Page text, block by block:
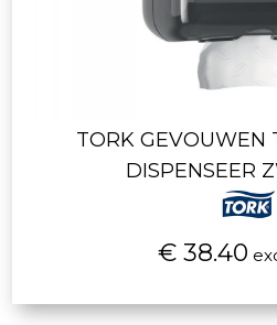
TORK GEVOUWEN
DISPENSEER
€ 38.40